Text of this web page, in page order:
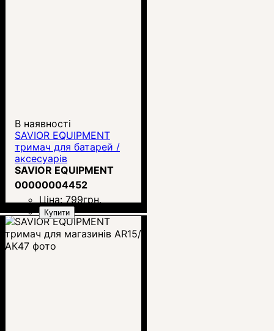
В наявності
SAVIOR EQUIPMENT
тримач для батарей /
аксесуарів
SAVIOR EQUIPMENT
00000004452
Ціна: 799грн.
Купити